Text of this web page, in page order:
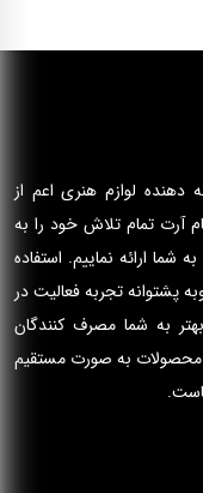
دهنده لوازم هنری اعم از
آرت تمام تلاش خود را به
شما ارائه نماییم. استفاده
پشتوانه تجربه فعالیت در
به شما مصرف کنندگان
محصولات به صورت مستقیم